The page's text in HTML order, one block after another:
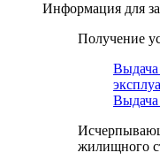
Информация для
Получение
Выдача
Выдача
жилищного